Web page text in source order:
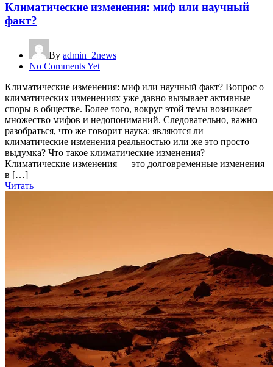
Климатические изменения: миф или научный
факт?
By admin_2news
No Comments Yet
Климатические изменения: миф или научный факт? Вопрос о
климатических изменениях уже давно вызывает активные
споры в обществе. Более того, вокруг этой темы возникает
множество мифов и недопониманий. Следовательно, важно
разобраться, что же говорит наука: являются ли
климатические изменения реальностью или же это просто
выдумка? Что такое климатические изменения?
Климатические изменения — это долговременные изменения
в […]
Читать